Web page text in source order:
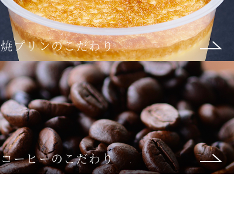
焼プリンのこだわり
コーヒーのこだわり